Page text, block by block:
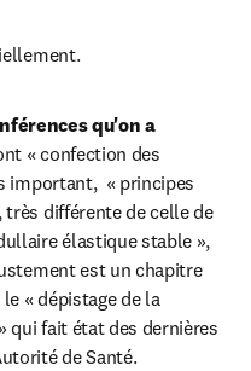
qu'on a
« confection des
« principes
très différente de celle de
élastique stable »,
est un chapitre
« dépistage de la
qui fait état des dernières
de Santé.